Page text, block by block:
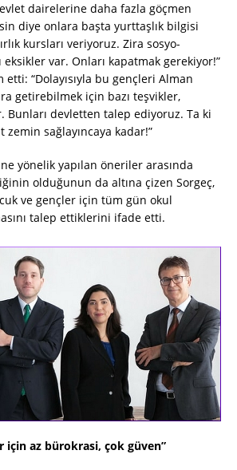
dairelerine daha fazla göçmen
diye onlara başta yurttaşlık bilgisi
kursları veriyoruz. Zira sosyo-
eksikler var. Onları kapatmak gerekiyor!”
“Dolayısıyla bu gençleri Alman
getirebilmek için bazı teşvikler,
Bunları devletten talep ediyoruz. Ta ki
sağlayıncaya kadar!”
yönelik yapılan öneriler arasında
olduğunun da altına çizen Sorgeç,
ve gençler için tüm gün okul
talep ettiklerini ifade etti.
için az bürokrasi, çok güven”